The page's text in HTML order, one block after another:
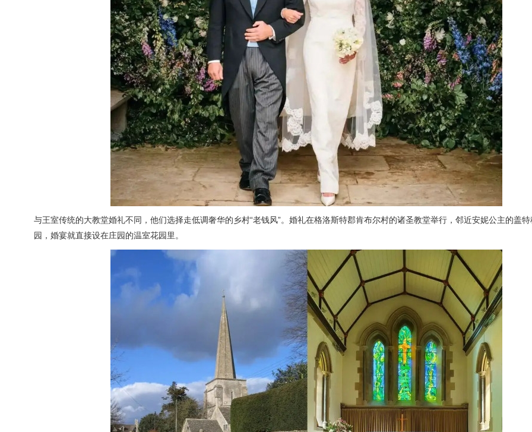
与王室传统的大教堂婚礼不同，他们选择走低调奢华的乡村“老钱风”。婚礼在格洛斯特郡肯布尔村的诸圣教堂举行，邻近安妮公主的盖
园，婚宴就直接设在庄园的温室花园里。